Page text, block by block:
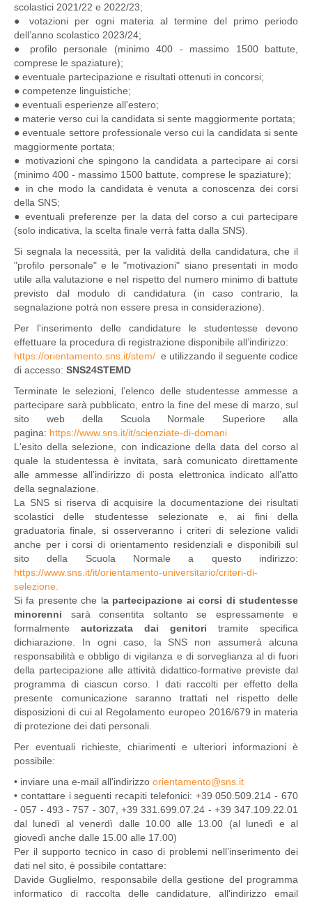
scolastici 2021/22 e 2022/23;
● votazioni per ogni materia al termine del primo periodo
dell’anno scolastico 2023/24;
● profilo personale (minimo 400 - massimo 1500 battute,
comprese le spaziature);
● eventuale partecipazione e risultati ottenuti in concorsi;
● competenze linguistiche;
● eventuali esperienze all'estero;
● materie verso cui la candidata si sente maggiormente portata;
● eventuale settore professionale verso cui la candidata si sente
maggiormente portata;
● motivazioni che spingono la candidata a partecipare ai corsi
(minimo 400 - massimo 1500 battute, comprese le spaziature);
● in che modo la candidata è venuta a conoscenza dei corsi
della SNS;
● eventuali preferenze per la data del corso a cui partecipare
(solo indicativa, la scelta finale verrà fatta dalla SNS).
Si segnala la necessità, per la validità della candidatura, che il
"profilo personale" e le "motivazioni" siano presentati in modo
utile alla valutazione e nel rispetto del numero minimo di battute
previsto dal modulo di candidatura (in caso contrario, la
segnalazione potrà non essere presa in considerazione).
Per l'inserimento delle candidature le studentesse devono
effettuare la procedura di registrazione disponibile all’indirizzo:
https://orientamento.sns.it/stem/ e utilizzando il seguente codice
di accesso: SNS24STEMD
Terminate le selezioni, l’elenco delle studentesse ammesse a
partecipare sarà pubblicato, entro la fine del mese di marzo, sul
sito web della Scuola Normale Superiore alla
pagina: https://www.sns.it/it/scienziate-di-domani
L'esito della selezione, con indicazione della data del corso al
quale la studentessa è invitata, sarà comunicato direttamente
alle ammesse all’indirizzo di posta elettronica indicato all’atto
della segnalazione.
La SNS si riserva di acquisire la documentazione dei risultati
scolastici delle studentesse selezionate e, ai fini della
graduatoria finale, si osserveranno i criteri di selezione validi
anche per i corsi di orientamento residenziali e disponibili sul
sito della Scuola Normale a questo indirizzo:
https://www.sns.it/it/orientamento-universitario/criteri-di-
selezione.
Si fa presente che la partecipazione ai corsi di studentesse
minorenni sarà consentita soltanto se espressamente e
formalmente autorizzata dai genitori tramite specifica
dichiarazione. In ogni caso, la SNS non assumerà alcuna
responsabilità e obbligo di vigilanza e di sorveglianza al di fuori
della partecipazione alle attività didattico-formative previste dal
programma di ciascun corso. I dati raccolti per effetto della
presente comunicazione saranno trattati nel rispetto delle
disposizioni di cui al Regolamento europeo 2016/679 in materia
di protezione dei dati personali.
Per eventuali richieste, chiarimenti e ulteriori informazioni è
possibile:
• inviare una e-mail all'indirizzo orientamento@sns.it
• contattare i seguenti recapiti telefonici: +39 050.509.214 - 670
- 057 - 493 - 757 - 307, +39 331.699.07.24 - +39 347.109.22.01
dal lunedì al venerdì dalle 10.00 alle 13.00 (al lunedì e al
giovedì anche dalle 15.00 alle 17.00)
Per il supporto tecnico in caso di problemi nell’inserimento dei
dati nel sito, è possibile contattare:
Davide Guglielmo, responsabile della gestione del programma
informatico di raccolta delle candidature, all'indirizzo email